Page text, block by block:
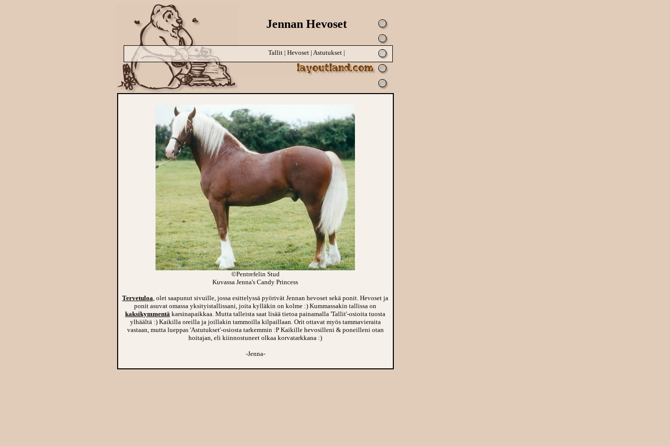
Jennan Hevoset
Tallit | Hevoset | Astutukset |
©Pentrefelin Stud
Kuvassa Jenna's Candy Princess
Tervetuloa, olet saapunut sivuille, jossa esittelyssä pyörivät Jennan hevoset sekä ponit. Hevoset ja
ponit asuvat omassa yksityistallissani, joita kylläkin on kolme :) Kummassakin tallissa on
kaksikymmentä karsinapaikkaa. Mutta talleista saat lisää tietoa painamalla 'Tallit'-osioita tuosta
ylhäältä :) Kaikilla oreilla ja joillakin tammoilla kilpaillaan. Orit ottavat myös tammavieraita
vastaan, mutta lueppas 'Astutukset'-osiosta tarkemmin :P Kaikille hevosilleni & poneilleni otan
hoitajan, eli kiinnostuneet olkaa korvatarkkana :)
-Jenna-